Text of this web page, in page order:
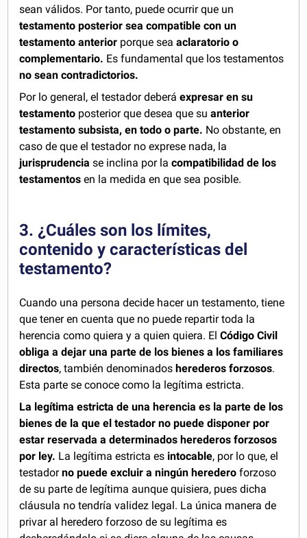
sean válidos. Por tanto, puede ocurrir que un
testamento posterior sea compatible con un
testamento anterior porque seaaclaratorio o
complementario. Es fundamental que los testamentos
no sean contradictorios.
Por lo general, el testador deberáexpresar en su
testamento posterior que desea que suanterior
testamento subsista, en todo o parte. No obstante, en
caso de que el testador no exprese nada, la
jurisprudencia se inclina por lacompatibilidad de los
testamentos en la medida en que sea posible.
3. ¿Cuáles son los límites,
contenido y características del
testamento?
Cuando una persona decide hacer un testamento, tiene
que tener en cuenta que no puede repartir toda la
herencia como quiera y a quien quiera. ElCódigo Civil
obliga a dejar una parte de los bienes a los familiares
directos, también denominadosherederos forzosos.
Esta parte se conoce como la legítima estricta.
La legítima estricta de una herencia es la parte de los
bienes de la que el testador no puede disponer por
estar reservada a determinados herederos forzosos
por ley. La legítima estricta es intocable, por lo que, el
testadorno puede excluir a ningún heredero forzoso
de su parte de legítima aunque quisiera, pues dicha
cláusula no tendría validez legal. La única manera de
privar al heredero forzoso de su legítima es